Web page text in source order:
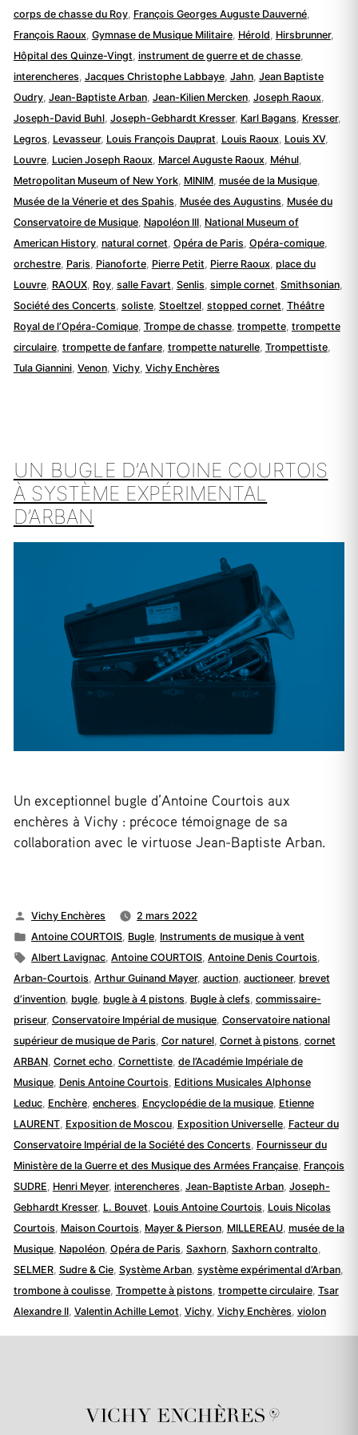
corps de chasse du Roy, François Georges Auguste Dauverné,
François Raoux, Gymnase de Musique Militaire, Hérold Hirsbrunner,
Hôpital des Quinze-Vingt instrument de guerre et de chasse,
interencheres Jacques Christophe Labbaye, Jahn, Jean Baptiste
Oudry, Jean-Baptiste Arban, Jean-Kilien Mercken, Joseph Raoux,
Joseph-David Buhl, Joseph-Gebhardt Kresser, Karl Bagans Kresser,
Legros Levasseur, Louis François Dauprat Louis Raoux, Louis XV,
Louvre, Lucien Joseph Raoux, Marcel Auguste Raoux, Méhul,
Metropolitan Museum of New York, MINIM, musée de la Musique,
Musée de la Vénerie et des Spahis Musée des Augustins Musée du
Conservatoire de Musique, Napoléon III, National Museum of
American History, natural cornet Opéra de Paris Opéra-comique,
orchestre, Paris Pianoforte, Pierre Petit Pierre Raoux, place du
Louvre, RAOUX, Roy, salle Favart Senlis simple cornet Smithsonian,
Société des Concerts soliste, Stoeltzel, stopped cornet Théâtre
Royal de l’Opéra-Comique, Trompe de chasse, trompette, trompette
circulaire, trompette de fanfare, trompette naturelle, Trompettiste,
Tula Giannini, Venon, Vichy, Vichy Enchères
UN BUGLE D’ANTOINE COURTOIS
À SYSTÈME EXPÉRIMENTAL
D’ARBAN
Un exceptionnel bugle d’Antoine Courtois aux
enchères à Vichy : précoce témoignage de sa
collaboration avec le virtuose Jean-Baptiste Arban.
Publié
par
Vichy Enchères
2 mars 2022
Publié
dans
Antoine COURTOIS Bugle Instruments de musique à vent
Étiquettes :
Albert Lavignac ,Antoine COURTOIS ,Antoine Denis Courtois
Arban-Courtois Arthur Guinand Mayer, auction, auctioneer, brevet
d’invention, bugle, bugle à 4 pistons Bugle à clefs commissaire-
priseur, Conservatoire Impérial de musique, Conservatoire national
supérieur de musique de Paris Cor naturel, Cornet à pistons cornet
ARBAN, Cornet echo Cornettiste, de l’Académie Impériale de
Musique, Denis Antoine Courtois Editions Musicales Alphonse
Leduc, Enchère, encheres Encyclopédie de la musique, Etienne
LAURENT, Exposition de Moscou, Exposition Universelle, Facteur du
Conservatoire Impérial de la Société des Concerts Fournisseur du
Ministère de la Guerre et des Musique des Armées Française, François
SUDRE Henri Meyer, interencheres Jean-Baptiste Arban, Joseph-
Gebhardt Kresser, L. Bouvet Louis Antoine Courtois Louis Nicolas
Courtois Maison Courtois Mayer & Pierson, MILLEREAU, musée de la
Musique, Napoléon, Opéra de Paris Saxhorn, Saxhorn contralto
SELMER, Sudre & Cie, Système Arban, système expérimental d’Arban,
trombone à coulisse, Trompette à pistons trompette circulaire, Tsar
Alexandre II, Valentin Achille Lemot Vichy, Vichy Enchères violon